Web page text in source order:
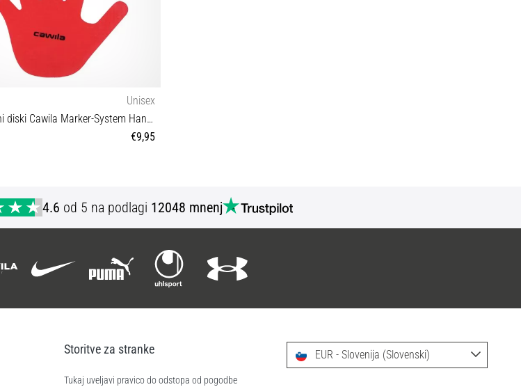
Unisex
Označevalni diski Cawila Marker-System Hand 18,5cm
€9,95
4.6 od 5 na podlagi 12048 mnenj
Storitve za stranke
Tukaj uveljavi pravico do odstopa od pogodbe
EUR - Slovenija (Slovenski)